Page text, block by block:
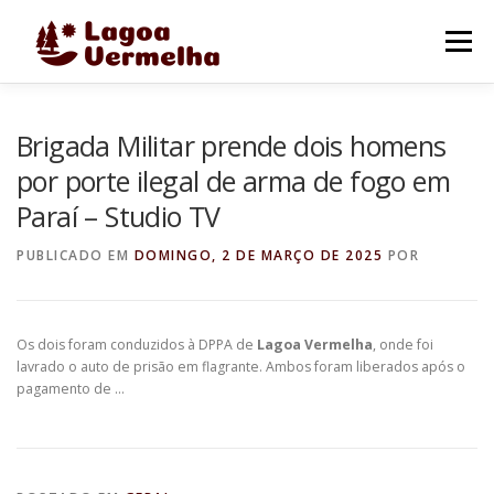
Menu
FALE CONOSCO
Brigada Militar prende dois homens
por porte ilegal de arma de fogo em
Paraí – Studio TV
PUBLICADO EM DOMINGO, 2 DE MARÇO DE 2025 POR
Os dois foram conduzidos à DPPA de Lagoa Vermelha, onde foi
lavrado o auto de prisão em flagrante. Ambos foram liberados após o
pagamento de …